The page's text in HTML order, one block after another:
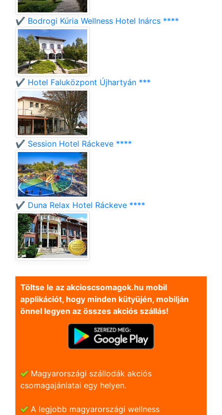
✔️ Bodrogi Kúria Wellness Hotel Inárcs ****
✔️ Hotel Faluközpont Újhartyán ***
✔️ Session Hotel Ráckeve ****
✔️ Duna Relax Hotel Ráckeve ****
Töltse le az akcioscsomagok.hu mobil
applikációt, hogy minden kütyüjén, mobilján
önnel legyen az összes akciós szállás!
Magyarországi szállodák akciós
csomagajánlatai egy helyen.
A legjobb magyarországi wellness